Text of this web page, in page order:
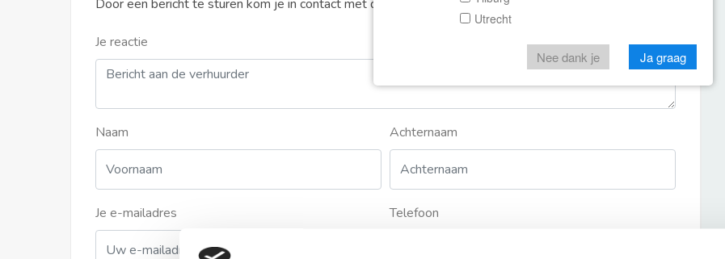
Door een bericht te sturen kom je in contact met de aanbieder of makelaar van de woning.
Je reactie
Naam Achternaam
Je e-mailadres Telefoon
Utrecht
Nee dank je Ja graag